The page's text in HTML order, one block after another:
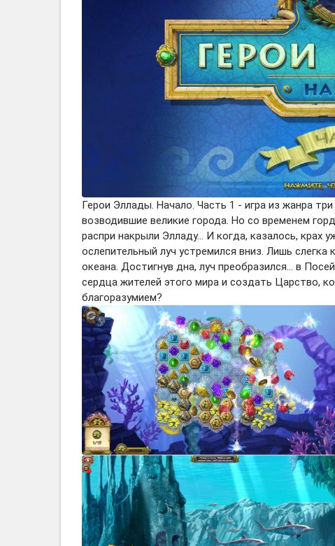
Герои Эллады. Начало. Часть 1 - игра из жанра
возводившие великие города. Но со временем
распри накрыли Элладу... И когда, казалось, крах
ослепительный луч устремился вниз. Лишь слегка
океана. Достигнув дна, луч преобразился... в
сердца жителей этого мира и создать Царство,
благоразумием?